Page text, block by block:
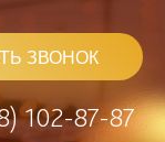
ЗВОНОК
102-87-87